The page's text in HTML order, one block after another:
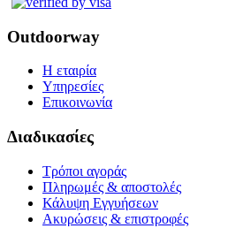
Outdoorway
Η εταιρία
Υπηρεσίες
Επικοινωνία
Διαδικασίες
Τρόποι αγοράς
Πληρωμές & αποστολές
Κάλυψη Εγγυήσεων
Ακυρώσεις & επιστροφές